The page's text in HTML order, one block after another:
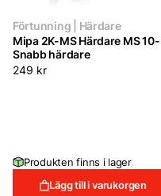
Förtunning | Härdare
Mipa 2K-MS Härdare MS 10-
Snabb härdare
249 kr
Produkten finns i lager
Lägg till i varukorgen